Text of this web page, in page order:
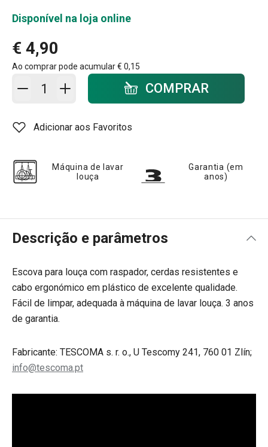
Disponível na loja online
€ 4,90
Ao comprar pode acumular€ 0,15
Adicionar ao carrinho - quantidadeCOMPRAR
Adicionar aos Favoritos
Máquina de lavar
louça
Garantia (em
anos)
Descrição e parâmetros
Escova para louça com raspador, cerdas resistentes e
cabo ergonómico em plástico de excelente qualidade.
Fácil de limpar, adequada à máquina de lavar louça. 3 anos
de garantia.
Fabricante: TESCOMA s. r. o., U Tescomy 241, 760 01 Zlín;
info@tescoma.pt